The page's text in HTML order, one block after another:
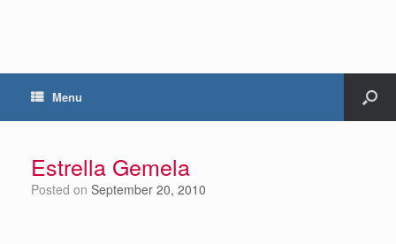
Menu
Estrella Gemela
Posted on September 20, 2010